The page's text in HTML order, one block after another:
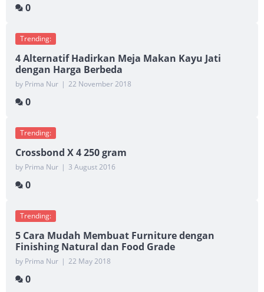
0
Trending:
4 Alternatif Hadirkan Meja Makan Kayu Jati
dengan Harga Berbeda
by Prima Nur | 22 November 2018
0
Trending:
Crossbond X 4 250 gram
by Prima Nur | 3 August 2016
0
Trending:
5 Cara Mudah Membuat Furniture dengan
Finishing Natural dan Food Grade
by Prima Nur | 22 May 2018
0